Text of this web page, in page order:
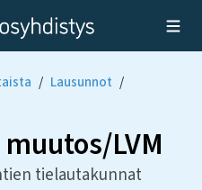
/ Lausunnot /
LVM
tielautakunnat